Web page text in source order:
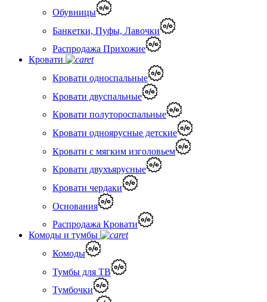
Обувницы
Банкетки, Пуфы, Лавочки
Распродажа Прихожие
Кровати
Кровати односпальные
Кровати двуспальные
Кровати полутороспальные
Кровати одноярусные детские
Кровати с мягким изголовьем
Кровати двухъярусные
Кровати чердаки
Основания
Распродажа Кровати
Комоды и тумбы
Комоды
Тумбы для ТВ
Тумбочки